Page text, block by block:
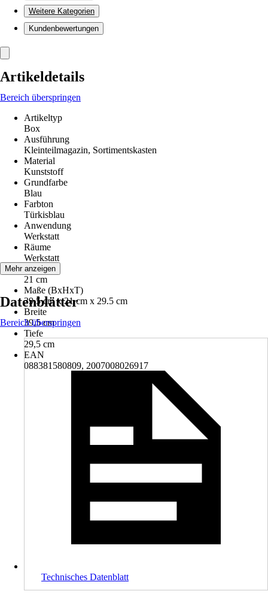
Weitere Kategorien
Kundenbewertungen
Artikeldetails
Bereich überspringen
Artikeltyp
Box
Ausführung
Kleinteilmagazin, Sortimentskasten
Material
Kunststoff
Grundfarbe
Blau
Farbton
Türkisblau
Anwendung
Werkstatt
Räume
Werkstatt
Höhe
21 cm
Maße (BxHxT)
39.5 cm x 21 cm x 29.5 cm
Breite
39,5 cm
Tiefe
29,5 cm
EAN
088381580809, 2007008026917
Mehr anzeigen
Datenblätter
Bereich überspringen
Technisches Datenblatt